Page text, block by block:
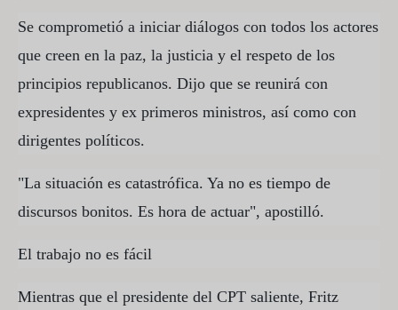
Se comprometió a iniciar diálogos con todos los actores
que creen en la paz, la justicia y el respeto de los
principios republicanos. Dijo que se reunirá con
expresidentes y ex primeros ministros, así como con
dirigentes políticos.
"La situación es catastrófica. Ya no es tiempo de
discursos bonitos. Es hora de actuar", apostilló.
El trabajo no es fácil
Mientras que el presidente del CPT saliente, Fritz